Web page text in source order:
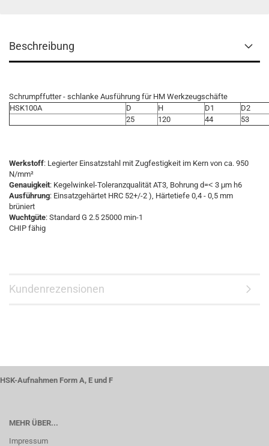
Beschreibung
Schrumpffutter - schlanke Ausführung für HM Werkzeugschäfte
HSK100A
D H D1
D2
25
120 44 53
Werkstoff: Legierter Einsatzstahl mit Zugfestigkeit im Kern von ca. 950
N/mm²
Genauigkeit: Kegelwinkel-Toleranzqualität AT3, Bohrung d=˂ 3 μm h6
Ausführung: Einsatzgehärtet HRC 52+/-2 ), Härtetiefe 0,4 - 0,5 mm
brüniert
Wuchtgüte: Standard G 2.5 25000 min-1
CHIP fähig
Kundenrezensionen
HSK-Aufnahmen Form A, E und F
MEHR ÜBER...
Impressum